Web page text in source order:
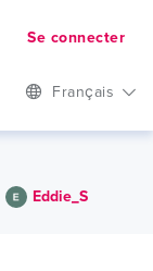
Se connecter
Français
Eddie_S